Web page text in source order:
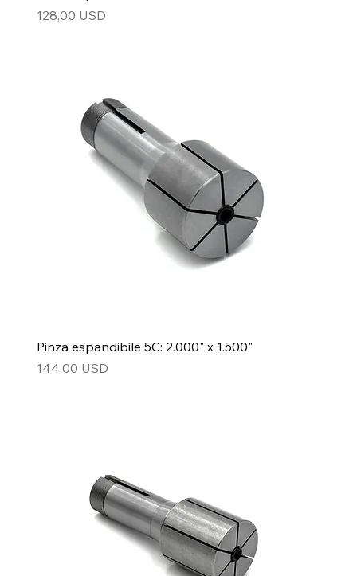
Prezzo
128,00 USD
Pinza espandibile 5C: 2.000" x 1.500"
Prezzo
144,00 USD